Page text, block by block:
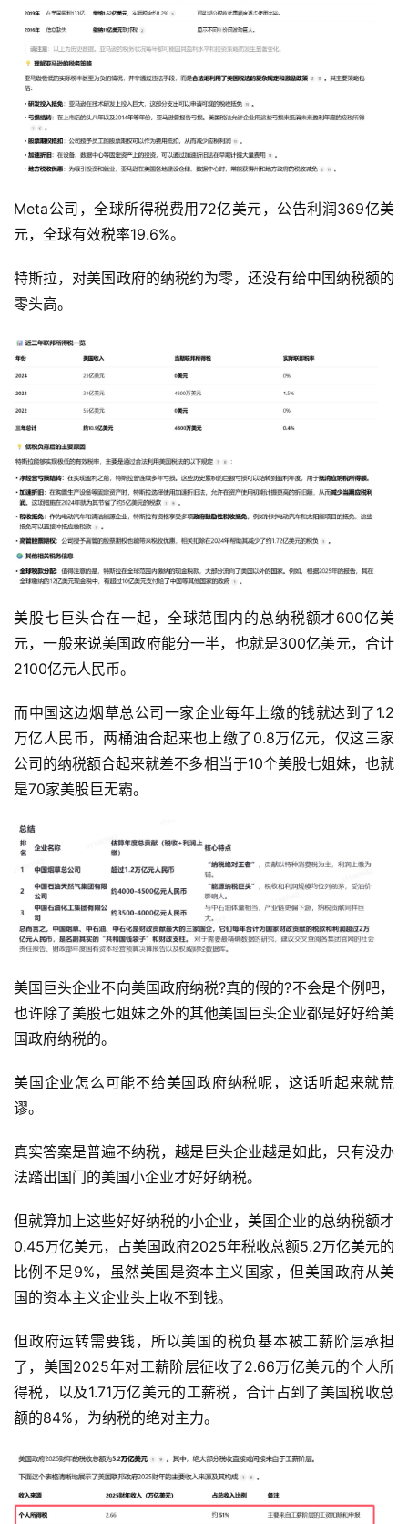
首
页
文
章
分
类
专
题
列
Meta公司，全球所得税费用72亿美元，公告利润369亿美
元，全球有效税率19.6%。
特斯拉，对美国政府的纳税约为零，还没有给中国纳税额的
零头高。
美股七巨头合在一起，全球范围内的总纳税额才600亿美
元，一般来说美国政府能分一半，也就是300亿美元，合计
2100亿元人民币。
而中国这边烟草总公司一家企业每年上缴的钱就达到了1.2
万亿人民币，两桶油合起来也上缴了0.8万亿元，仅这三家
公司的纳税额合起来就差不多相当于10个美股七姐妹，也就
是70家美股巨无霸。
美国巨头企业不向美国政府纳税?真的假的?不会是个例吧，
也许除了美股七姐妹之外的其他美国巨头企业都是好好给美
国政府纳税的。
美国企业怎么可能不给美国政府纳税呢，这话听起来就荒
谬。
真实答案是普遍不纳税，越是巨头企业越是如此，只有没办
法踏出国门的美国小企业才好好纳税。
但就算加上这些好好纳税的小企业，美国企业的总纳税额才
0.45万亿美元，占美国政府2025年税收总额5.2万亿美元的
比例不足9%，虽然美国是资本主义国家，但美国政府从美
国的资本主义企业头上收不到钱。
但政府运转需要钱，所以美国的税负基本被工薪阶层承担
了，美国2025年对工薪阶层征收了2.66万亿美元的个人所
得税，以及1.71万亿美元的工薪税，合计占到了美国税收总
额的84%，为纳税的绝对主力。